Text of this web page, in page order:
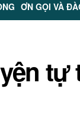
ƠN GỌI VÀ
tự